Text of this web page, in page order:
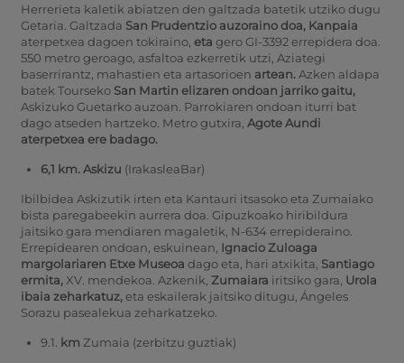
Herrerieta kaletik abiatzen den galtzada batetik utziko dugu
Getaria. Galtzada San Prudentzio auzoraino doa, Kanpaia
aterpetxea dagoen tokiraino, eta gero GI-3392 errepidera doa.
550 metro geroago, asfaltoa ezkerretik utzi, Aziategi
baserrirantz, mahastien eta artasorioen artean.Azken aldapa
batek Tourseko San Martin elizaren ondoan jarriko gaitu,
Askizuko Guetarko auzoan. Parrokiaren ondoan iturri bat
dago atseden hartzeko. Metro gutxira, Agote Aundi
aterpetxea ere badago.
6,1 km. Askizu (IrakasleaBar)
Ibilbidea Askizutik irten eta Kantauri itsasoko eta Zumaiako
bista paregabeekin aurrera doa. Gipuzkoako hiribildura
jaitsiko gara mendiaren magaletik, N-634 errepideraino.
Errepidearen ondoan, eskuinean, Ignacio Zuloaga
margolariaren Etxe Museoa dago eta, hari atxikita, Santiago
ermita,XV. mendekoa. Azkenik, Zumaiara iritsiko gara, Urola
ibaia zeharkatuz,eta eskailerak jaitsiko ditugu, Ángeles
Sorazu pasealekua zeharkatzeko.
9.1. km Zumaia (zerbitzu guztiak)